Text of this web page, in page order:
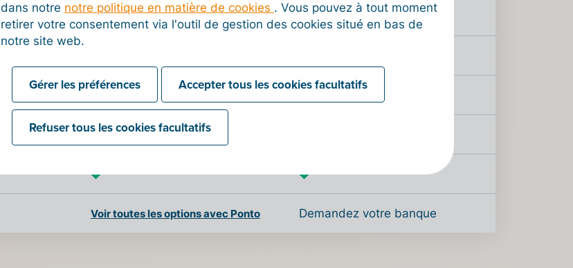
Voir toutes les options avec Ponto Demandez votre banque
dans notre notre politique en matière de cookies . Vous pouvez à tout moment
retirer votre consentement via l'outil de gestion des cookies situé en bas de
notre site web.
Gérer les préférences Accepter tous les cookies facultatifs
Refuser tous les cookies facultatifs